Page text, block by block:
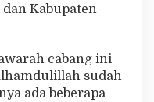
Kabupaten
cabang ini
sudah
ada beberapa